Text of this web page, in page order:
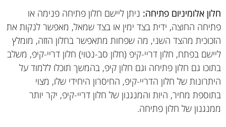
חלון אלומיניום פתיחה: ניתן ליישם חלון פתיחה פנימה או
פתיחה החוצה, ידית בצד ימין או בצד שמאל, מאפשר לנקות את
הזכוכית מהצד השני, מה שפחות מתאפשר בחלון הזזה, מומלץ
ליישם בפתח, חלון דריי-קיפ (חלון סב-נטוי) חלון דריי-קיפ, משלב
בתוכו גם חלון פתיחה וגם חלון קיפ, בהמשך תוכלו ללמוד על
היתרונות של חלון הדריי-קיפ, החיסרון היחידי שלו, מצוי
בתוספת מחיר, היות והמנגנון של חלון דריי-קיפ, יקר יותר
ממנגנון של חלון פתיחה.